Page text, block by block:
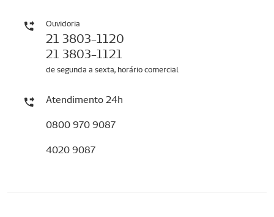
Ouvidoria
21 3803-1120
21 3803-1121
de segunda a sexta, horário comercial
Atendimento 24h
0800 970 9087
4020 9087